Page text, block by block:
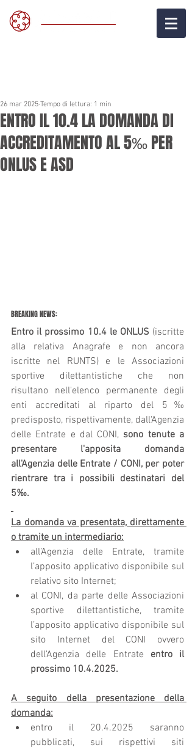
ENTRO IL 10.4 LA DOMANDA DI
ACCREDITAMENTO AL 5‰ PER
ONLUS E ASD
26 mar 2025 Tempo di lettura: 1 min
BREAKING NEWS:
Entro il prossimo 10.4 le ONLUS (iscritte
alla relativa Anagrafe e non ancora
iscritte nel RUNTS) e le Associazioni
sportive dilettantistiche che non
risultano nell'elenco permanente degli
enti accreditati al riparto del 5‰
predisposto, rispettivamente, dall'Agenzia
delle Entrate e dal CONI, sono tenute a
presentare l'apposita domanda
all'Agenzia delle Entrate / CONI, per poter
rientrare tra i possibili destinatari del
5‰.
La domanda va presentata, direttamente
o tramite un intermediario:
all’Agenzia delle Entrate, tramite
l’apposito applicativo disponibile sul
relativo sito Internet;
al CONI, da parte delle Associazioni
sportive dilettantistiche, tramite
l’apposito applicativo disponibile sul
sito Internet del CONI ovvero
dell'Agenzia delle Entrate entro il
prossimo 10.4.2025.
A seguito della presentazione della
domanda:
entro il 20.4.2025 saranno
pubblicati, sui rispettivi siti